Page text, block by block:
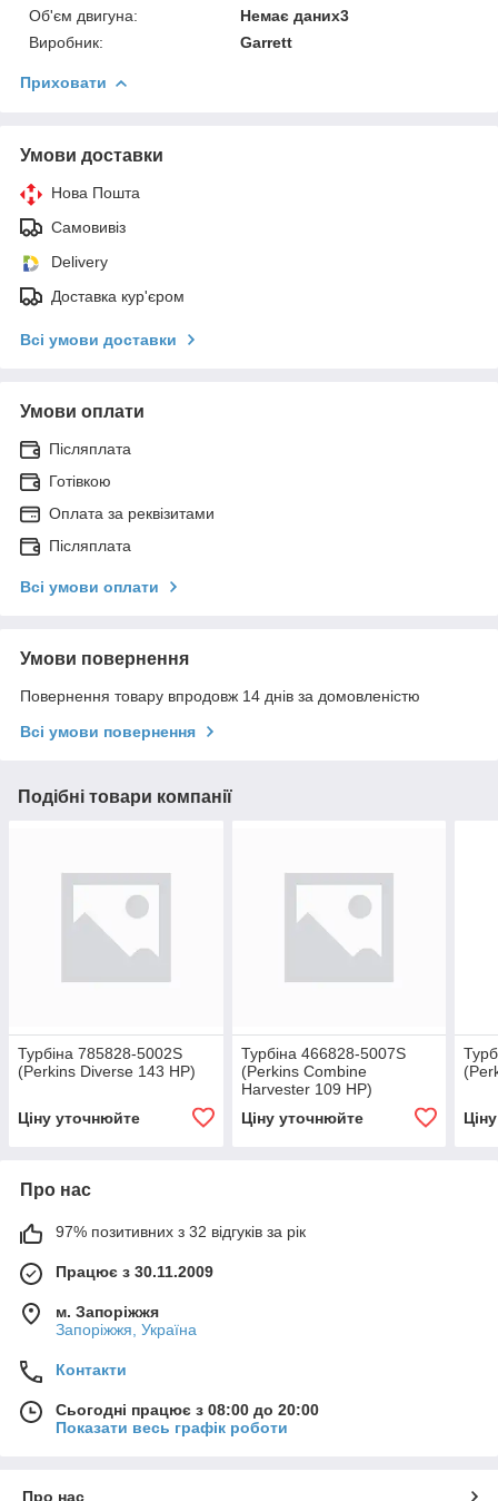
Об'єм двигуна:
Немає даних3
Виробник:
Garrett
Приховати
Умови доставки
Нова Пошта
Самовивіз
Delivery
Доставка кур'єром
Всі умови доставки
Умови оплати
Післяплата
Готівкою
Оплата за реквізитами
Післяплата
Всі умови оплати
Умови повернення
Повернення товару впродовж 14 днів за домовленістю
Всі умови повернення
Подібні товари компанії
Турбіна 785828-5002S
(Perkins Diverse 143 HP)
Ціну уточнюйте
Турбіна 466828-5007S
(Perkins Combine
Harvester 109 HP)
Ціну уточнюйте
Про нас
97% позитивних з 32 відгуків за рік
Працює з 30.11.2009
м. Запоріжжя
Запоріжжя, Україна
Контакти
Сьогодні працює з 08:00 до 20:00
Показати весь графік роботи
Про нас